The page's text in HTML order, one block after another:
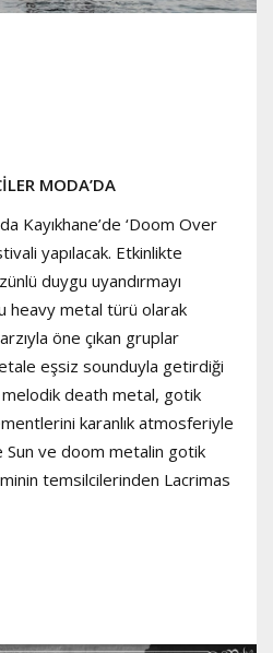
MODA’DA
Kayıkhane’de ‘Doom Over
yapılacak. Etkinlikte
duygu uyandırmayı
heavy metal türü olarak
öne çıkan gruplar
eşsiz sounduyla getirdiği
death metal, gotik
karanlık atmosferiyle
Sun ve doom metalin gotik
temsilcilerinden Lacrimas